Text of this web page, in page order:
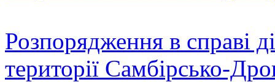
Розпорядження в справі
території Самбірсько-